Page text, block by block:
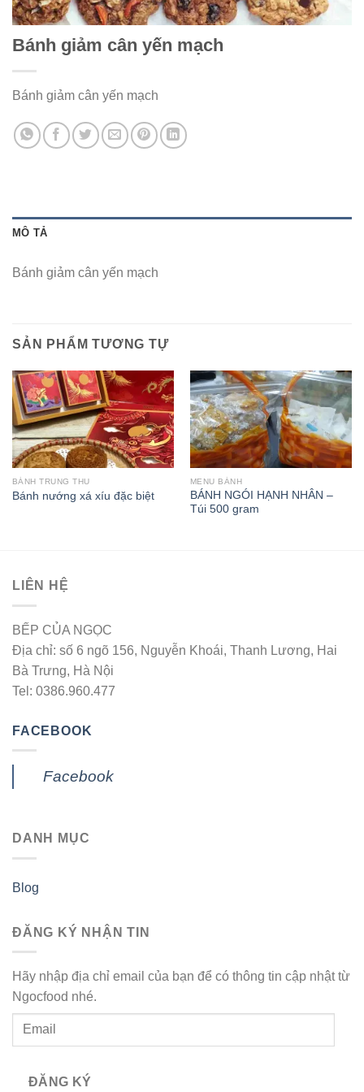
Bánh giảm cân yến mạch
Bánh giảm cân yến mạch
MÔ TẢ
Bánh giảm cân yến mạch
SẢN PHẨM TƯƠNG TỰ
BÁNH TRUNG THU
Bánh nướng xá xíu đặc biệt
MENU BÁNH
BÁNH NGÓI HẠNH NHÂN –
Túi 500 gram
LIÊN HỆ
BẾP CỦA NGỌC
Địa chỉ: số 6 ngõ 156, Nguyễn Khoái, Thanh Lương, Hai
Bà Trưng, Hà Nội
Tel: 0386.960.477
FACEBOOK
Facebook
DANH MỤC
Blog
ĐĂNG KÝ NHẬN TIN
Hãy nhập địa chỉ email của bạn để có thông tin cập nhật từ
Ngocfood nhé.
Email
ĐĂNG KÝ